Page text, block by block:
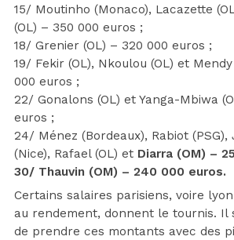
15/ Moutinho (Monaco), Lacazette
(OL) – 350 000 euros ;
18/ Grenier (OL) – 320 000 euros ;
19/ Fekir (OL), Nkoulou (OL) et
000 euros ;
22/ Gonalons (OL) et Yanga-Mbiwa
euros ;
24/ Ménez (Bordeaux), Rabiot (PSG),
(Nice), Rafael (OL) et Diarra (OM) –
30/ Thauvin (OM) – 240 000 euros.
Certains salaires parisiens, voire
au rendement, donnent le tournis. Il
de prendre ces montants avec des